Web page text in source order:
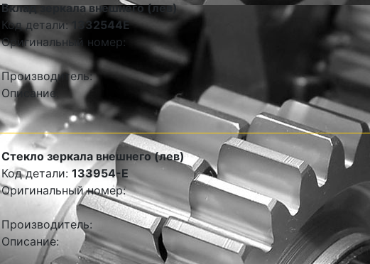
Вклад зеркала внешнего (лев)
Код детали:1332544E
Оригинальный номер:
Производитель:
Описание:
Стекло зеркала внешнего (лев)
Код детали: 133954-E
Оригинальный номер:
Производитель:
Описание: